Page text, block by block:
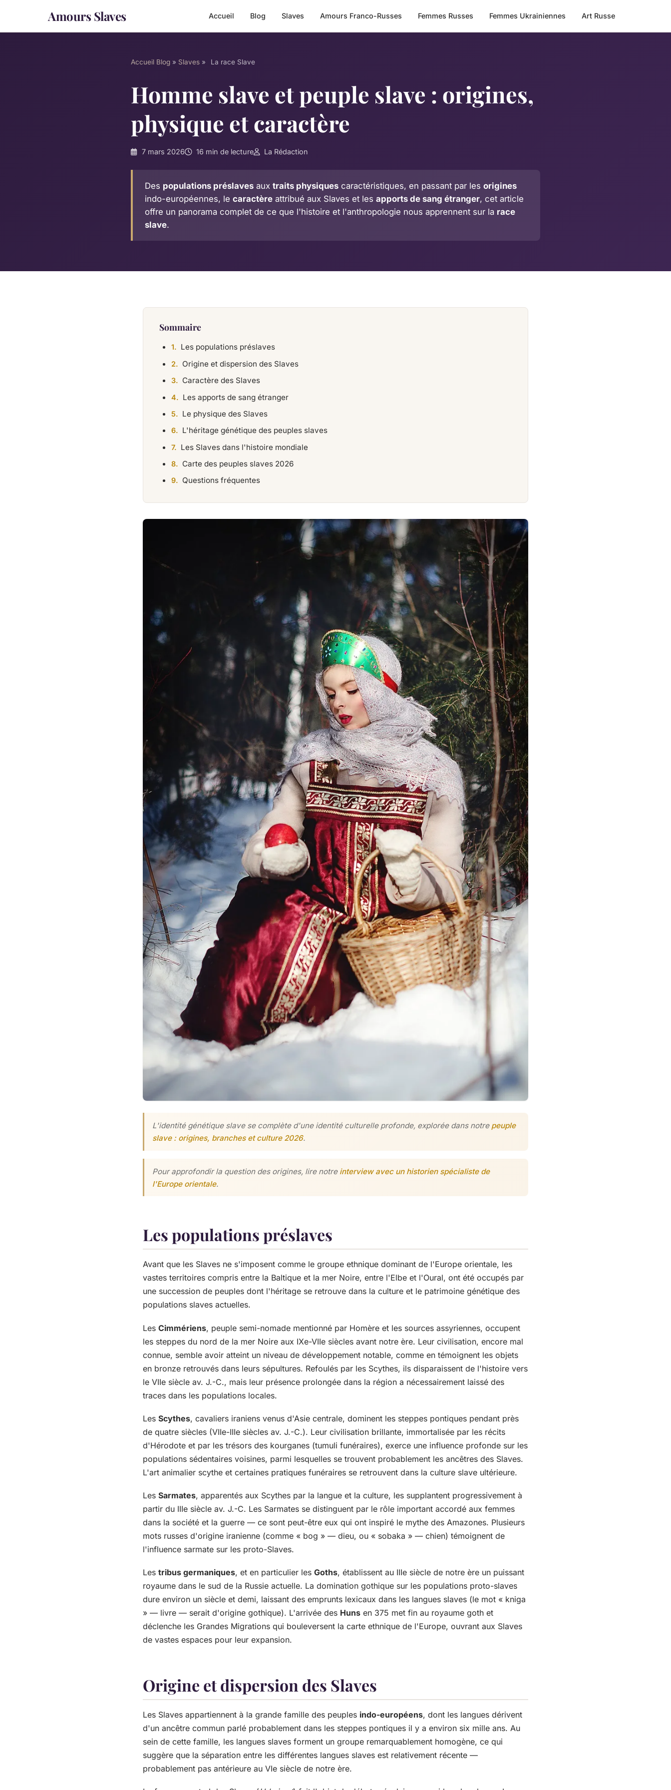
Amours Slaves Accueil Blog Slaves Amours Franco-Russes Femmes Russes Femmes Ukrainiennes Art Russe
Accueil Blog » Slaves » La race Slave
Homme slave et peuple slave : origines,
physique et caractère
7 mars 2026 16 min de lecture La Rédaction
Des populations préslaves aux traits physiques caractéristiques, en passant par les origines
indo-européennes, le caractère attribué aux Slaves et les apports de sang étranger, cet article
offre un panorama complet de ce que l'histoire et l'anthropologie nous apprennent sur la race
slave.
Sommaire
Les populations préslaves
Origine et dispersion des Slaves
Caractère des Slaves
Les apports de sang étranger
Le physique des Slaves
L'héritage génétique des peuples slaves
Les Slaves dans l'histoire mondiale
Carte des peuples slaves 2026
Questions fréquentes
L'identité génétique slave se complète d'une identité culturelle profonde, explorée dans notre peuple
slave : origines, branches et culture 2026.
Pour approfondir la question des origines, lire notre interview avec un historien spécialiste de
l'Europe orientale.
Les populations préslaves
Avant que les Slaves ne s'imposent comme le groupe ethnique dominant de l'Europe orientale, les
vastes territoires compris entre la Baltique et la mer Noire, entre l'Elbe et l'Oural, ont été occupés par
une succession de peuples dont l'héritage se retrouve dans la culture et le patrimoine génétique des
populations slaves actuelles.
Les Cimmériens, peuple semi-nomade mentionné par Homère et les sources assyriennes, occupent
les steppes du nord de la mer Noire aux IXe-VIIe siècles avant notre ère. Leur civilisation, encore mal
connue, semble avoir atteint un niveau de développement notable, comme en témoignent les objets
en bronze retrouvés dans leurs sépultures. Refoulés par les Scythes, ils disparaissent de l'histoire vers
le VIIe siècle av. J.-C., mais leur présence prolongée dans la région a nécessairement laissé des
traces dans les populations locales.
Les Scythes, cavaliers iraniens venus d'Asie centrale, dominent les steppes pontiques pendant près
de quatre siècles (VIIe-IIIe siècles av. J.-C.). Leur civilisation brillante, immortalisée par les récits
d'Hérodote et par les trésors des kourganes (tumuli funéraires), exerce une influence profonde sur les
populations sédentaires voisines, parmi lesquelles se trouvent probablement les ancêtres des Slaves.
L'art animalier scythe et certaines pratiques funéraires se retrouvent dans la culture slave ultérieure.
Les Sarmates, apparentés aux Scythes par la langue et la culture, les supplantent progressivement à
partir du IIIe siècle av. J.-C. Les Sarmates se distinguent par le rôle important accordé aux femmes
dans la société et la guerre — ce sont peut-être eux qui ont inspiré le mythe des Amazones. Plusieurs
mots russes d'origine iranienne (comme « bog » — dieu, ou « sobaka » — chien) témoignent de
l'influence sarmate sur les proto-Slaves.
Les tribus germaniques, et en particulier les Goths, établissent au IIIe siècle de notre ère un puissant
royaume dans le sud de la Russie actuelle. La domination gothique sur les populations proto-slaves
dure environ un siècle et demi, laissant des emprunts lexicaux dans les langues slaves (le mot « kniga
» — livre — serait d'origine gothique). L'arrivée des Huns en 375 met fin au royaume goth et
déclenche les Grandes Migrations qui bouleversent la carte ethnique de l'Europe, ouvrant aux Slaves
de vastes espaces pour leur expansion.
Origine et dispersion des Slaves
Les Slaves appartiennent à la grande famille des peuples indo-européens, dont les langues dérivent
d'un ancêtre commun parlé probablement dans les steppes pontiques il y a environ six mille ans. Au
sein de cette famille, les langues slaves forment un groupe remarquablement homogène, ce qui
suggère que la séparation entre les différentes langues slaves est relativement récente —
probablement pas antérieure au VIe siècle de notre ère.